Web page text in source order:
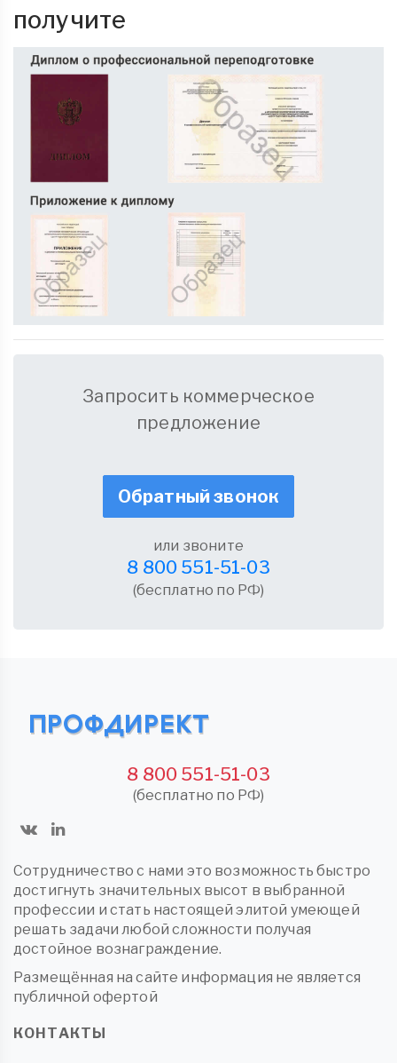
получите
Запросить коммерческое
предложение
Обратный звонок
или звоните
8 800 551-51-03
(бесплатно по РФ)
8 800 551-51-03
(бесплатно по РФ)
Сотрудничество с нами это возможность быстро
достигнуть значительных высот в выбранной
профессии и стать настоящей элитой умеющей
решать задачи любой сложности получая
достойное вознаграждение.
Размещённая на сайте информация не является
публичной офертой
КОНТАКТЫ